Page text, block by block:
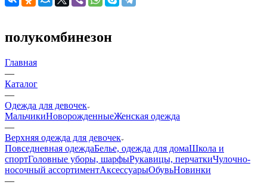
полукомбинезон
Главная
—
Каталог
—
Одежда для девочек
МальчикиНоворожденныеЖенская одежда
—
Верхняя одежда для девочек
Повседневная одеждаБелье, одежда для домаШкола и
спортГоловные уборы, шарфыРукавицы, перчаткиЧулочно-
носочный ассортиментАксессуарыОбувьНовинки
—